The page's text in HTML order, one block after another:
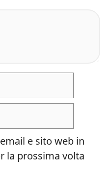
e sito web in
la prossima volta